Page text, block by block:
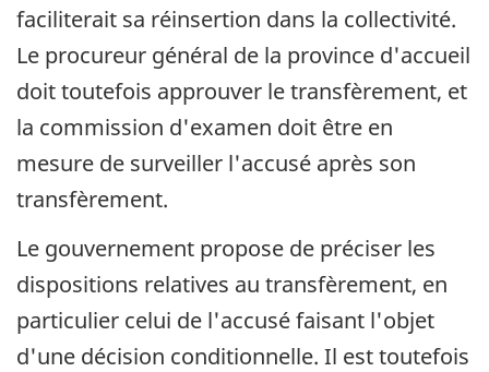
faciliterait sa réinsertion dans la collectivité.
Le procureur général de la province d'accueil
doit toutefois approuver le transfèrement, et
la commission d'examen doit être en
mesure de surveiller l'accusé après son
transfèrement.
Le gouvernement propose de préciser les
dispositions relatives au transfèrement, en
particulier celui de l'accusé faisant l'objet
d'une décision conditionnelle. Il est toutefois